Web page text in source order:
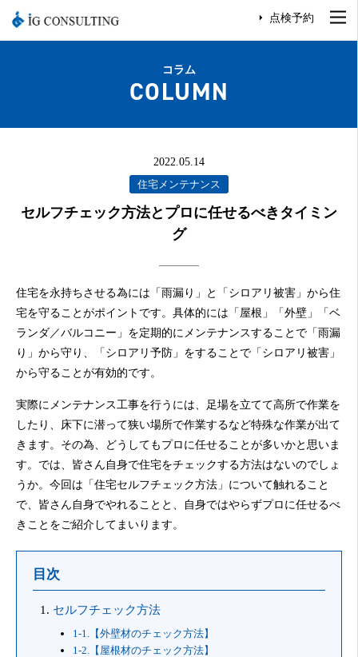
点検予約
コラム
COLUMN
2022.05.14
住宅メンテナンス
セルフチェック方法とプロに任せるべきタイミン
グ
住宅を永持ちさせる為には「雨漏り」と「シロアリ被害」から住
宅を守ることがポイントです。具体的には「屋根」「外壁」「ベ
ランダ／バルコニー」を定期的にメンテナンスすることで「雨漏
り」から守り、「シロアリ予防」をすることで「シロアリ被害」
から守ることが有効的です。
実際にメンテナンス工事を行うには、足場を立てて高所で作業を
したり、床下に潜って狭い場所で作業するなど特殊な作業が出て
きます。その為、どうしてもプロに任せることが多いかと思いま
す。では、皆さん自身で住宅をチェックする方法はないのでしょ
うか。今回は「住宅セルフチェック方法」について触れること
で、皆さん自身でやれることと、自身ではやらずプロに任せるべ
きことをご紹介してまいります。
目次
セルフチェック方法
1-1.【外壁材のチェック方法】
1-2.【屋根材のチェック方法】